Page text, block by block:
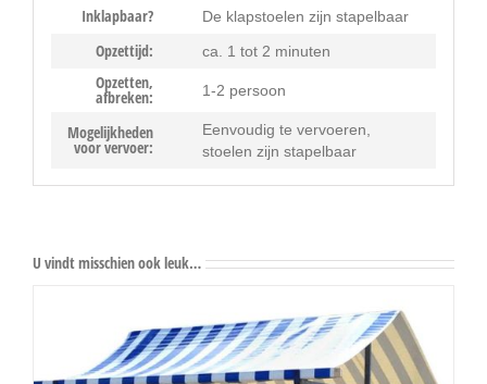
Inklapbaar? De klapstoelen zijn stapelbaar
Opzettijd: ca. 1 tot 2 minuten
Opzetten,
afbreken: 1-2 persoon
Mogelijkheden
voor vervoer:
Eenvoudig te vervoeren,
stoelen zijn stapelbaar
U vindt misschien ook leuk…